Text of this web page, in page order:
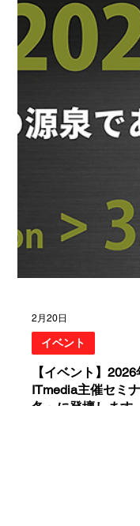
に実施するためには専
というケースも。 生
ら巡回・スキャン、
スでは、生成AIを活用
お立ち寄りください。
で、ぜひご参加いた
いて AIを事業に組み込
用が欠かせません。本
エンス強化に向け、IT